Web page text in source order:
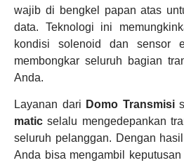
wajib di bengkel papan atas
data. Teknologi ini
kondisi solenoid dan sensor
membongkar seluruh bagian
Anda.
Layanan dari Domo Transmisi
matic selalu mengedepankan
seluruh pelanggan. Dengan
Anda bisa mengambil